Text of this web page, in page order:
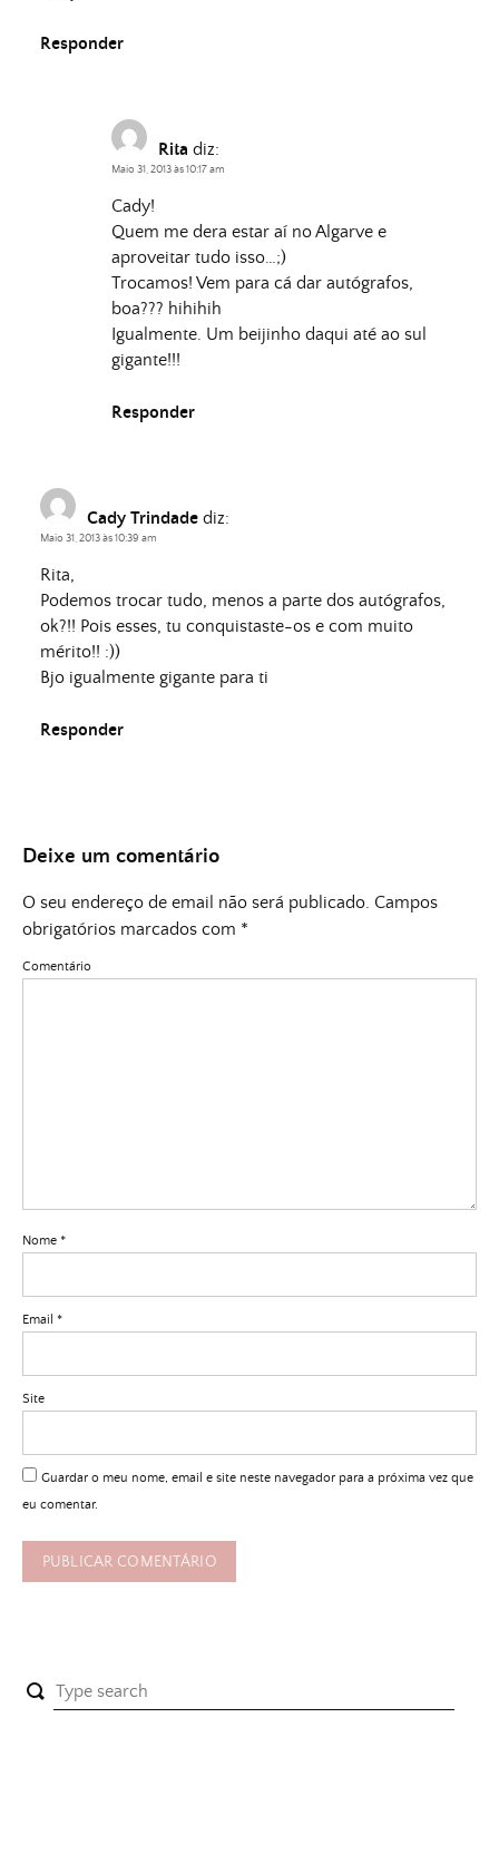
Responder
Rita diz:
Maio 31, 2013 às 10:17 am
Cady!
Quem me dera estar aí no Algarve e
aproveitar tudo isso…;)
Trocamos! Vem para cá dar autógrafos,
boa??? hihihih
Igualmente. Um beijinho daqui até ao sul
gigante!!!
Responder
Cady Trindade diz:
Maio 31, 2013 às 10:39 am
Rita,
Podemos trocar tudo, menos a parte dos autógrafos,
ok?!! Pois esses, tu conquistaste-os e com muito
mérito!! :))
Bjo igualmente gigante para ti
Responder
Deixe um comentário
O seu endereço de email não será publicado. Campos
obrigatórios marcados com *
Comentário
Nome *
Email *
Site
Guardar o meu nome, email e site neste navegador para a próxima vez que
eu comentar.